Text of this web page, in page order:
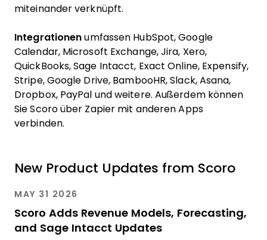
miteinander verknüpft.
Integrationen umfassen HubSpot, Google
Calendar, Microsoft Exchange, Jira, Xero,
QuickBooks, Sage Intacct, Exact Online, Expensify,
Stripe, Google Drive, BambooHR, Slack, Asana,
Dropbox, PayPal und weitere. Außerdem können
Sie Scoro über Zapier mit anderen Apps
verbinden.
New Product Updates from Scoro
MAY 31 2026
Scoro Adds Revenue Models, Forecasting,
and Sage Intacct Updates